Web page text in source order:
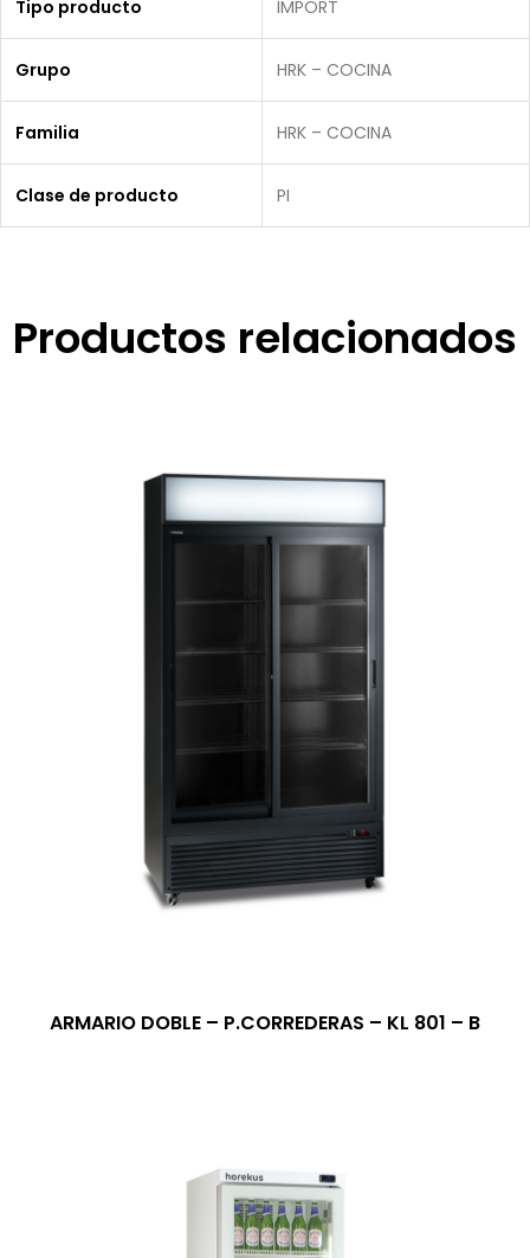
Tipo producto IMPORT
Grupo HRK – COCINA
Familia HRK – COCINA
Clase de producto PI
Productos relacionados
ARMARIO DOBLE – P.CORREDERAS – KL 801 – B